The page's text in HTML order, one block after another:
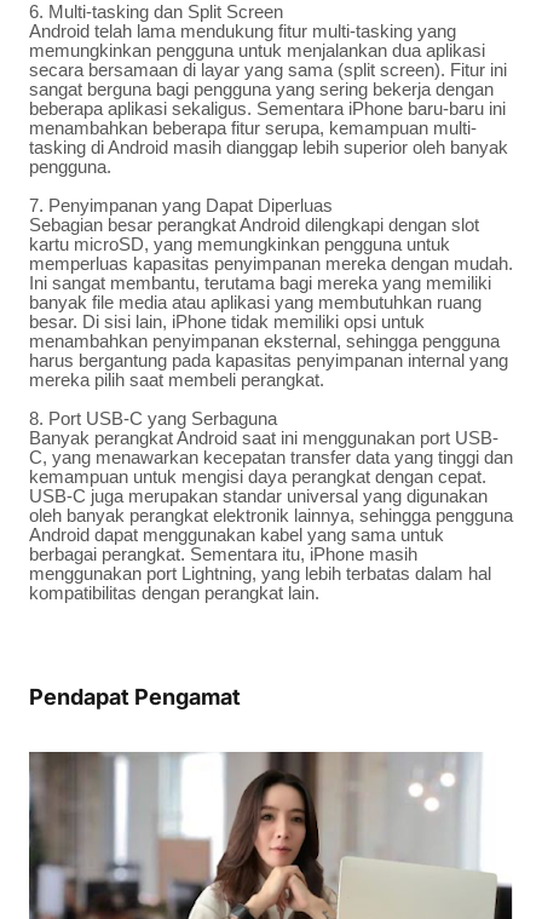
6. Multi-tasking dan Split Screen
Android telah lama mendukung fitur multi-tasking yang
memungkinkan pengguna untuk menjalankan dua aplikasi
secara bersamaan di layar yang sama (split screen). Fitur ini
sangat berguna bagi pengguna yang sering bekerja dengan
beberapa aplikasi sekaligus. Sementara iPhone baru-baru ini
menambahkan beberapa fitur serupa, kemampuan multi-
tasking di Android masih dianggap lebih superior oleh banyak
pengguna.
7. Penyimpanan yang Dapat Diperluas
Sebagian besar perangkat Android dilengkapi dengan slot
kartu microSD, yang memungkinkan pengguna untuk
memperluas kapasitas penyimpanan mereka dengan mudah.
Ini sangat membantu, terutama bagi mereka yang memiliki
banyak file media atau aplikasi yang membutuhkan ruang
besar. Di sisi lain, iPhone tidak memiliki opsi untuk
menambahkan penyimpanan eksternal, sehingga pengguna
harus bergantung pada kapasitas penyimpanan internal yang
mereka pilih saat membeli perangkat.
8. Port USB-C yang Serbaguna
Banyak perangkat Android saat ini menggunakan port USB-
C, yang menawarkan kecepatan transfer data yang tinggi dan
kemampuan untuk mengisi daya perangkat dengan cepat.
USB-C juga merupakan standar universal yang digunakan
oleh banyak perangkat elektronik lainnya, sehingga pengguna
Android dapat menggunakan kabel yang sama untuk
berbagai perangkat. Sementara itu, iPhone masih
menggunakan port Lightning, yang lebih terbatas dalam hal
kompatibilitas dengan perangkat lain.
Pendapat Pengamat